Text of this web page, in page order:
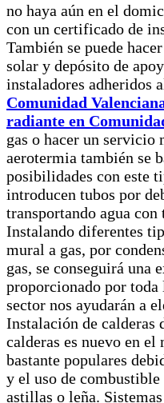
no haya aún en el
con un certificado de
También se puede
solar y depósito de
instaladores adheridos
Comunidad
radiante en
gas o hacer un servicio
aerotermia también se
posibilidades con este
introducen tubos por
transportando agua con
Instalando diferentes
mural a gas, por
gas, se conseguirá una
proporcionado por toda
sector nos ayudarán a
Instalación de calderas
calderas es nuevo en el
bastante populares
y el uso de
astillas o leña.